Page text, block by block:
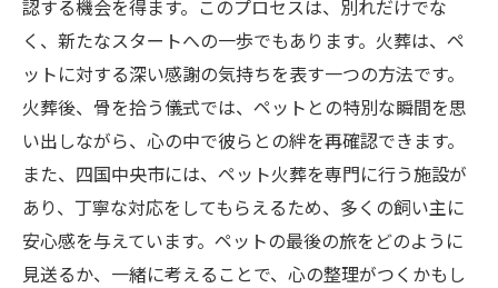
認する機会を得ます。このプロセスは、別れだけでな
く、新たなスタートへの一歩でもあります。火葬は、ペ
ットに対する深い感謝の気持ちを表す一つの方法です。
火葬後、骨を拾う儀式では、ペットとの特別な瞬間を思
い出しながら、心の中で彼らとの絆を再確認できます。
また、四国中央市には、ペット火葬を専門に行う施設が
あり、丁寧な対応をしてもらえるため、多くの飼い主に
安心感を与えています。ペットの最後の旅をどのように
見送るか、一緒に考えることで、心の整理がつくかもし